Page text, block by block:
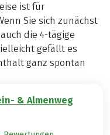
ist für
Sie sich zunächst
die 4-tägige
gefällt es
ganz spontan
& Almenweg